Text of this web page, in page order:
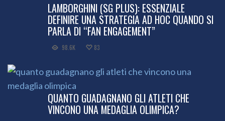
LAMBORGHINI (SG PLUS): ESSENZIALE
DEFINIRE UNA STRATEGIA AD HOC QUANDO SI
PARLA DI “FAN ENGAGEMENT”
98.6K 83
QUANTO GUADAGNANO GLI ATLETI CHE
VINCONO UNA MEDAGLIA OLIMPICA?